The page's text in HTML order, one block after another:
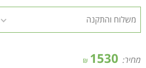
מחיר: 1530
₪